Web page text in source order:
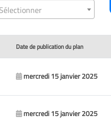
Sélectionner
Date de publication du plan
mercredi 15 janvier 2025
mercredi 15 janvier 2025